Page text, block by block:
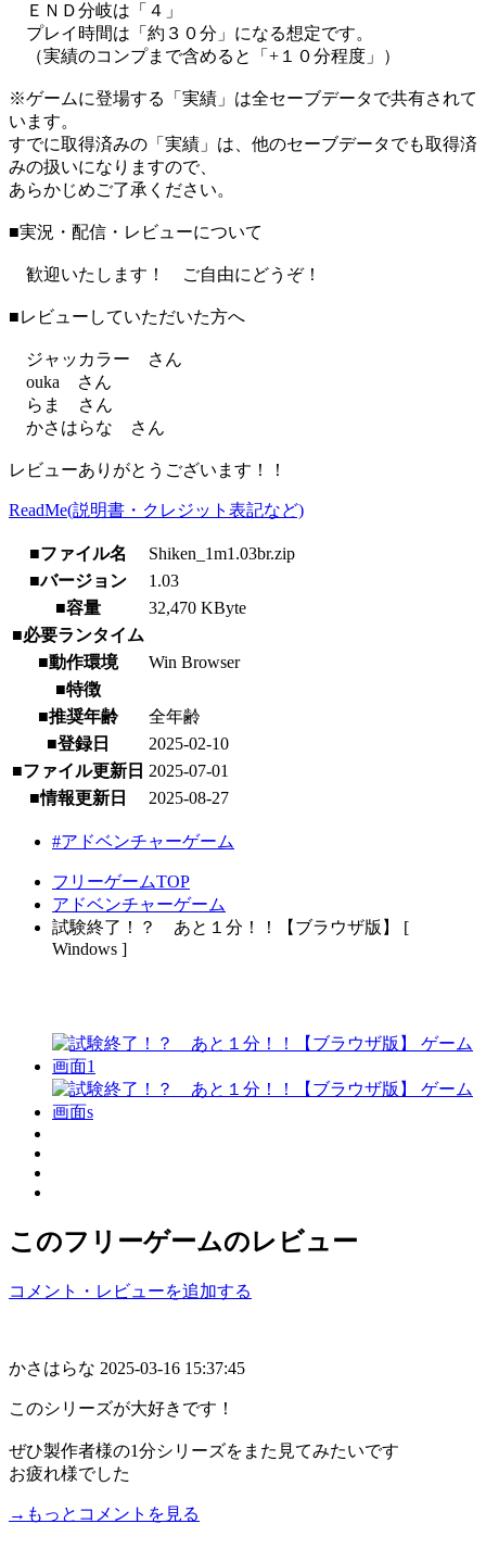
ＥＮＤ分岐は「４」
プレイ時間は「約３０分」になる想定です。
（実績のコンプまで含めると「+１０分程度」）
※ゲームに登場する「実績」は全セーブデータで共有されて
います。
すでに取得済みの「実績」は、他のセーブデータでも取得済
みの扱いになりますので、
あらかじめご了承ください。
■実況・配信・レビューについて
歓迎いたします！ ご自由にどうぞ！
■レビューしていただいた方へ
ジャッカラー さん
ouka さん
らま さん
かさはらな さん
レビューありがとうございます！！
ReadMe(説明書・クレジット表記など)
■ファイル名
Shiken_1m1.03br.zip
■バージョン
1.03
■容量
32,470 KByte
■必要ランタイム
■動作環境
Win Browser
■特徴
■推奨年齢
全年齢
■登録日
2025-02-10
■ファイル更新日 2025-07-01
■情報更新日
2025-08-27
#アドベンチャーゲーム
フリーゲームTOP
アドベンチャーゲーム
試験終了！？ あと１分！！【ブラウザ版】 [
Windows ]
このフリーゲームのレビュー
コメント・レビューを追加する
かさはらな 2025-03-16 15:37:45
このシリーズが大好きです！
ぜひ製作者様の1分シリーズをまた見てみたいです
お疲れ様でした
→もっとコメントを見る